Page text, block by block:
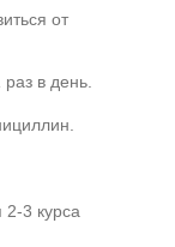
от
в день.
3 курса